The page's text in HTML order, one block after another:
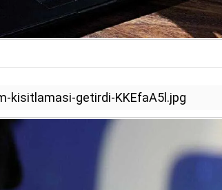
kisitlamasi-getirdi-KKEfaA5l.jpg